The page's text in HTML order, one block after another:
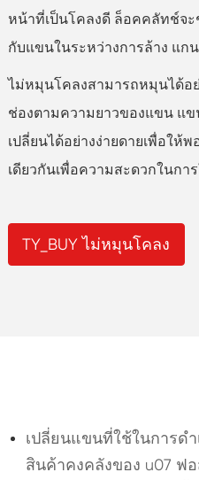
หน้าที่เป็นโคลงดี ล็อคคลัทช์จ
กับแขนในระหว่างการล้าง แก
ไม่หมุนโคลงสามารถหมุนได้อ
ช่องตามความยาวของแขน แ
เปลี่ยนได้อย่างง่ายดายเพื่อใ
เดียวกันเพื่อความสะดวกในก
TY_BUY ไม่หมุนโคลง
เปลี่ยนแขนที่ใช้ในการด
สินค้าคงคลังของ u07 ฟ